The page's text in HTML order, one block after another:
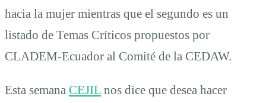
hacia la mujer mientras que el segundo es un
listado de Temas Críticos propuestos por
CLADEM-Ecuador al Comité de la CEDAW.
Esta semana CEJIL nos dice que desea hacer